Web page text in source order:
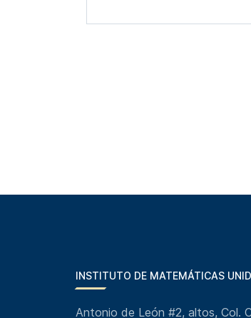
INSTITUTO DE MATEMÁTICAS
Antonio de León #2, altos, Col.